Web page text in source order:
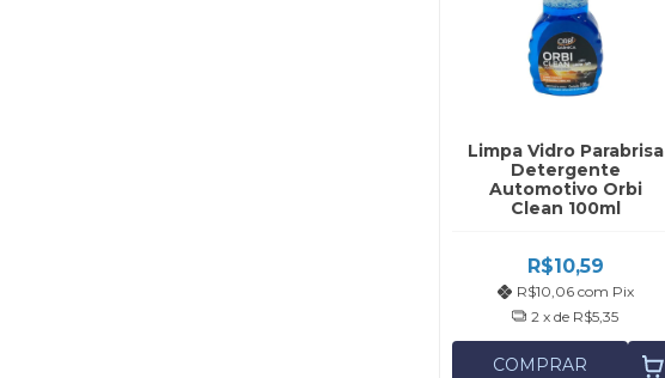
Limpa Vidro Parabrisa
Detergente
Automotivo Orbi
Clean 100ml
R$10,59
R$10,06 com Pix
2 x de R$5,35
COMPRAR